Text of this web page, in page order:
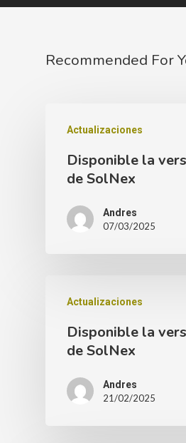
Recommended For
Actualizaciones
Disponible la
de SolNex
Andres
07/03/2025
Actualizaciones
Disponible la
de SolNex
Andres
21/02/2025